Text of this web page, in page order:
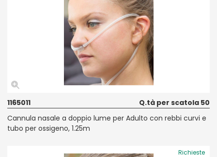
1165011
Q.tà per scatola 50
Cannula nasale a doppio lume per Adulto con rebbi curvi e
tubo per ossigeno, 1.25m
Richieste